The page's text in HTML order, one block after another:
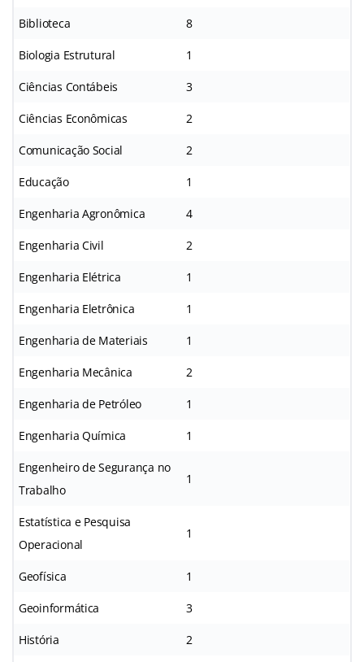
Biblioteca 8
Biologia Estrutural 1
Ciências Contábeis 3
Ciências Econômicas 2
Comunicação Social 2
Educação 1
Engenharia Agronômica 4
Engenharia Civil 2
Engenharia Elétrica 1
Engenharia Eletrônica 1
Engenharia de Materiais 1
Engenharia Mecânica 2
Engenharia de Petróleo 1
Engenharia Química 1
Engenheiro de Segurança no
Trabalho
1
Estatística e Pesquisa
Operacional
1
Geofísica 1
Geoinformática 3
História 2